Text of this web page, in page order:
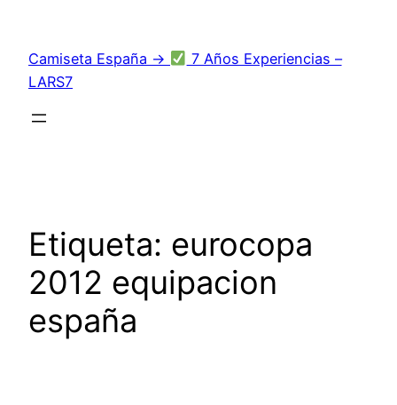
contenido
Camiseta España →
7 Años Experiencias –
LARS7
Etiqueta: eurocopa
2012 equipacion
españa